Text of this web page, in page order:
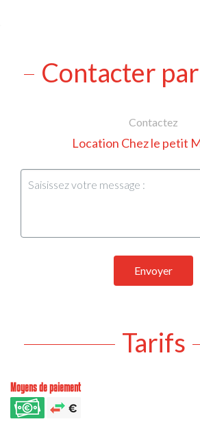
Contacter
Contactez
Location Chez le petit
Envoyer
Tarifs
Moyens de paiement